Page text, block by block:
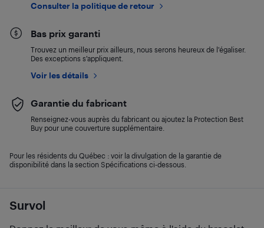
Survol
Consulter la politique de retour
Bas prix garanti
Trouvez un meilleur prix ailleurs, nous serons heureux de l’égaliser.
Des exceptions s’appliquent.
Voir les détails
Garantie du fabricant
Renseignez-vous auprès du fabricant ou ajoutez la Protection Best
Buy pour une couverture supplémentaire.
Pour les résidents du Québec : voir la divulgation de la garantie de
disponibilité dans la section Spécifications ci-dessous.